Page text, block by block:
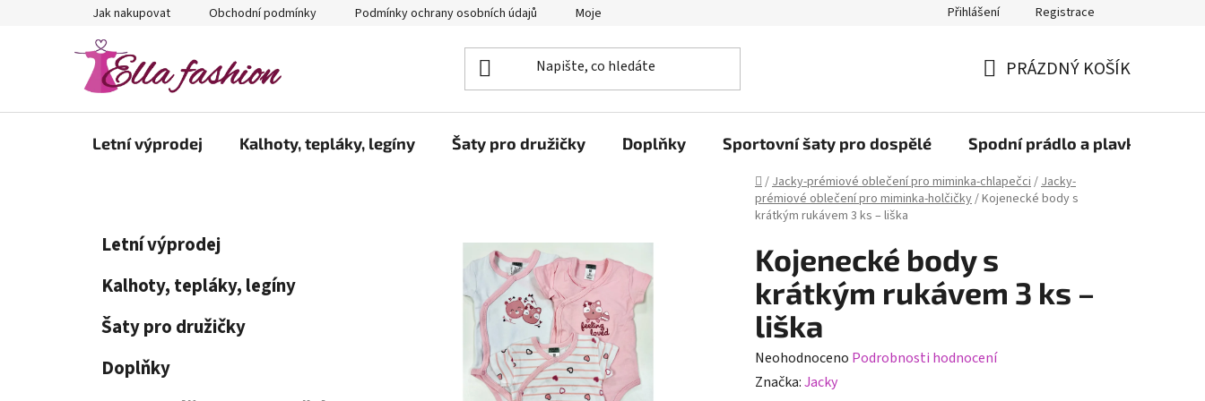
Jak nakupovat Obchodní podmínky Podmínky ochrany osobních údajů Moje objednávka Přihlášení Registrace
KOŠÍK
PRÁZDNÝ KOŠÍK
Letní výprodej Kalhoty, tepláky, legíny Šaty pro družičky Doplňky Sportovní šaty pro dospělé Spodní prádlo a plavky
Domů
/Jacky-prémiové oblečení pro miminka-chlapečci/Jacky-
prémiové oblečení pro miminka-holčičky/Kojenecké body s
krátkým rukávem 3 ks – liška
Přeskočit
kategorie
Letní výprodej
Kalhoty, tepláky, legíny
Šaty pro družičky
Doplňky
Kojenecké body s
krátkým rukávem 3 ks –
liška
Průměrné
hodnocení
Neohodnoceno Podrobnosti hodnocení
Značka:Jacky